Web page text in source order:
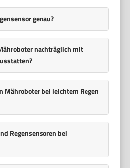
genau?
nachträglich mit
Mähroboter bei leichtem Regen
Regensensoren bei